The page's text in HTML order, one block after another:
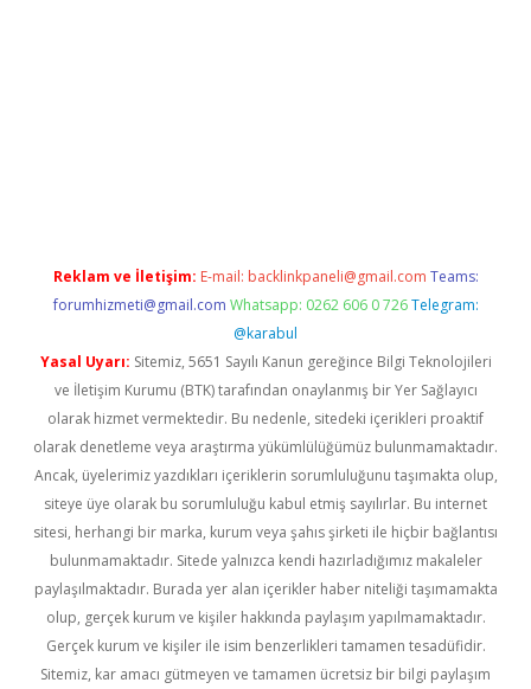
Reklam ve İletişim: E-mail: backlinkpaneli@gmail.com Teams:
forumhizmeti@gmail.com Whatsapp: 0262 606 0 726 Telegram:
@karabul
Yasal Uyarı: Sitemiz, 5651 Sayılı Kanun gereğince Bilgi Teknolojileri
ve İletişim Kurumu (BTK) tarafından onaylanmış bir Yer Sağlayıcı
olarak hizmet vermektedir. Bu nedenle, sitedeki içerikleri proaktif
olarak denetleme veya araştırma yükümlülüğümüz bulunmamaktadır.
Ancak, üyelerimiz yazdıkları içeriklerin sorumluluğunu taşımakta olup,
siteye üye olarak bu sorumluluğu kabul etmiş sayılırlar. Bu internet
sitesi, herhangi bir marka, kurum veya şahıs şirketi ile hiçbir bağlantısı
bulunmamaktadır. Sitede yalnızca kendi hazırladığımız makaleler
paylaşılmaktadır. Burada yer alan içerikler haber niteliği taşımamakta
olup, gerçek kurum ve kişiler hakkında paylaşım yapılmamaktadır.
Gerçek kurum ve kişiler ile isim benzerlikleri tamamen tesadüfidir.
Sitemiz, kar amacı gütmeyen ve tamamen ücretsiz bir bilgi paylaşım